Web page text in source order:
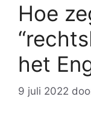
Hoe
het
9 juli 2022